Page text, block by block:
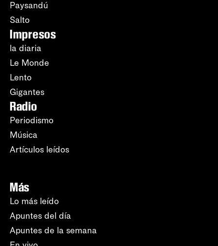
Paysandú
Salto
Impresos
la diaria
Le Monde
Lento
Gigantes
Radio
Periodismo
Música
Artículos leídos
Más
Lo más leído
Apuntes del día
Apuntes de la semana